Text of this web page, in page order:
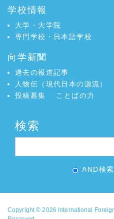
学校情報
大学・大学院
専門学校・日本語学校
向学新聞
過去の報道記事
人物伝（現代日本の源流）
投稿募集
ことばの力
検索
AND検索
Copyright © 2026 International